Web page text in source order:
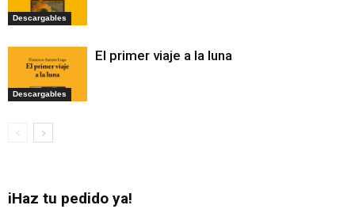
Descargables
Descargables
El primer viaje a la luna
iHaz tu pedido ya!